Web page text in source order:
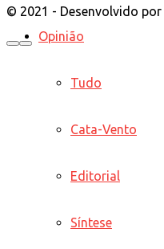
Opinião
Tudo
Cata-Vento
Editorial
Síntese
© 2021 - Desenvolvido por